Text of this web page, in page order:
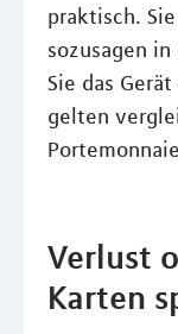
praktisch.
sozusagen
Sie das
gelten
Verlust
Karten